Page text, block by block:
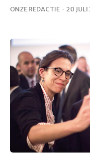
ONZE REDACTIE · 20 JULI